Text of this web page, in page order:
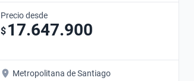
Precio desde
$ 17.647.900
Metropolitana de Santiago